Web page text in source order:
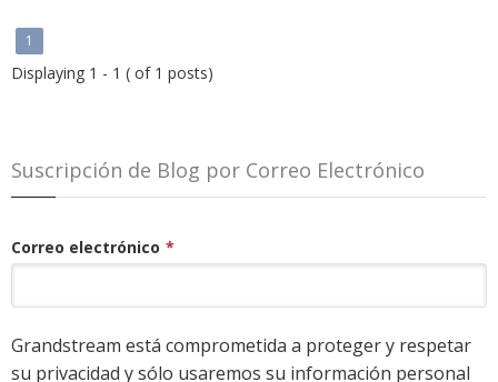
1
Displaying 1 - 1 ( of 1 posts)
Suscripción de Blog por Correo Electrónico
Correo electrónico *
Grandstream está comprometida a proteger y respetar
su privacidad y sólo usaremos su información personal